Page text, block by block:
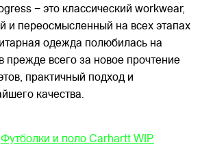
− это классический workwear,
и переосмысленный на всех этапах
одежда полюбилась на
прежде всего за новое прочтение
практичный подход и
качества.
Футболки и поло Carhartt WIP